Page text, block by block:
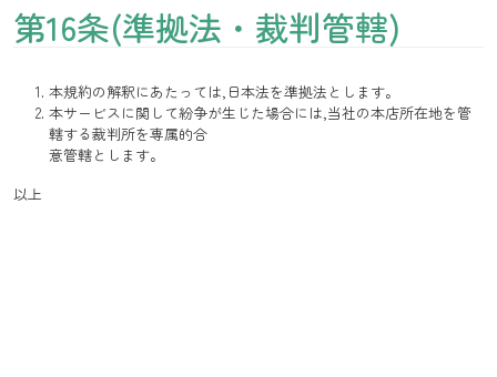
第16条(準拠法・裁判管轄)
本規約の解釈にあたっては,日本法を準拠法とします。
本サービスに関して紛争が生じた場合には,当社の本店所在地を管
轄する裁判所を専属的合
意管轄とします。
以上